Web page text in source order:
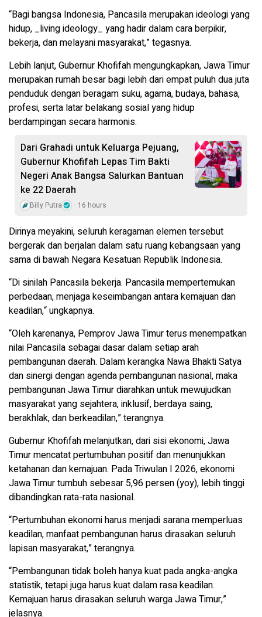
“Bagi bangsa Indonesia, Pancasila merupakan ideologi yang
hidup, _living ideology_ yang hadir dalam cara berpikir,
bekerja, dan melayani masyarakat,” tegasnya.
Lebih lanjut, Gubernur Khofifah mengungkapkan, Jawa Timur
merupakan rumah besar bagi lebih dari empat puluh dua juta
penduduk dengan beragam suku, agama, budaya, bahasa,
profesi, serta latar belakang sosial yang hidup
berdampingan secara harmonis.
Dari Grahadi untuk Keluarga Pejuang,
Gubernur Khofifah Lepas Tim Bakti
Negeri Anak Bangsa Salurkan Bantuan
ke 22 Daerah
Billy Putra 16 hours
Dirinya meyakini, seluruh keragaman elemen tersebut
bergerak dan berjalan dalam satu ruang kebangsaan yang
sama di bawah Negara Kesatuan Republik Indonesia.
“Di sinilah Pancasila bekerja. Pancasila mempertemukan
perbedaan, menjaga keseimbangan antara kemajuan dan
keadilan,“ ungkapnya.
“Oleh karenanya, Pemprov Jawa Timur terus menempatkan
nilai Pancasila sebagai dasar dalam setiap arah
pembangunan daerah. Dalam kerangka Nawa Bhakti Satya
dan sinergi dengan agenda pembangunan nasional, maka
pembangunan Jawa Timur diarahkan untuk mewujudkan
masyarakat yang sejahtera, inklusif, berdaya saing,
berakhlak, dan berkeadilan,” terangnya.
Gubernur Khofifah melanjutkan, dari sisi ekonomi, Jawa
Timur mencatat pertumbuhan positif dan menunjukkan
ketahanan dan kemajuan. Pada Triwulan I 2026, ekonomi
Jawa Timur tumbuh sebesar 5,96 persen (yoy), lebih tinggi
dibandingkan rata-rata nasional.
“Pertumbuhan ekonomi harus menjadi sarana memperluas
keadilan, manfaat pembangunan harus dirasakan seluruh
lapisan masyarakat,” terangnya.
“Pembangunan tidak boleh hanya kuat pada angka-angka
statistik, tetapi juga harus kuat dalam rasa keadilan.
Kemajuan harus dirasakan seluruh warga Jawa Timur,”
jelasnya.